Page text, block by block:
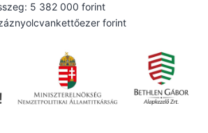
5 382 000 forint
forint